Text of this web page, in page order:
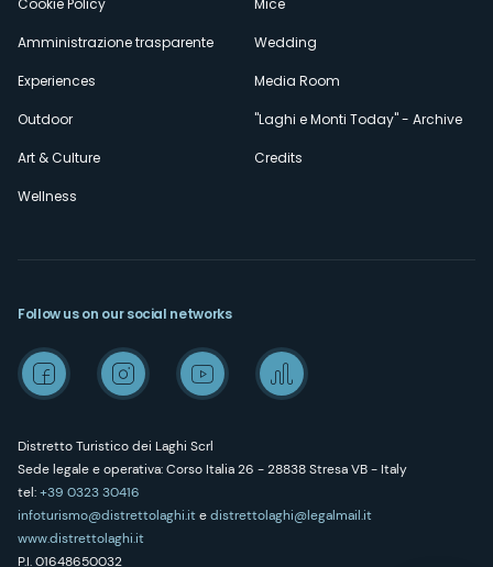
Cookie Policy
Amministrazione trasparente
Experiences
Outdoor
Art & Culture
Wellness
Mice
Wedding
Media Room
"Laghi e Monti Today" - Archive
Credits
Distretto Turistico dei Laghi Scrl
Sede legale e operativa: Corso Italia 26 - 28838 Stresa VB - Italy
tel:+39 0323 30416
infoturismo@distrettolaghi.itedistrettolaghi@legalmail.it
www.distrettolaghi.it
P.I. 01648650032
Follow us on our social networks